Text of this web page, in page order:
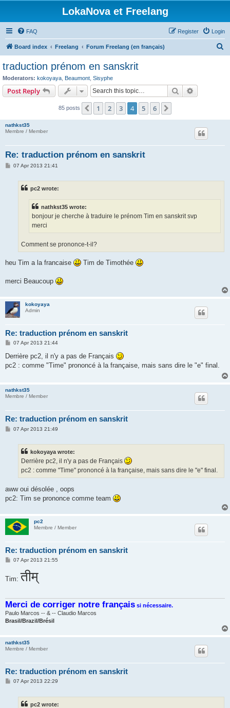
LokaNova et Freelang
FAQ Login
Register
Board index Freelang Forum Freelang (en français)
traduction prénom en sanskrit
Moderators: kokoyaya Beaumont Sisyphe
Post Reply Search
85 posts Previous
1 2 3 4 5 6
nathkst35
Membre / Member
Re: traduction prénom en sanskrit
P07 Apr 2013 21:41
pc2 wrote:
nathkst35 wrote:
bonjour je cherche à traduire le prénom Tim en sanskrit svp
merci
Comment se prononce-t-il?
heu Tim a la francaise Tim de Timothée
merci Beaucoup
kokoyaya
Admin
Re: traduction prénom en sanskrit
P
s
07 Apr 2013 21:44
Derrière pc2, il n'y a pas de Français
pc2 : comme "Time" prononcé à la française, mais sans dire le "e" final.
nathkst35
Membre / Member
Re: traduction prénom en sanskrit
P07 Apr 2013 21:49
kokoyaya wrote:
Derrière pc2, il n'y a pas de Français
pc2 : comme "Time" prononcé à la française, mais sans dire le "e" final.
aww oui désolée , oops
pc2: Tim se prononce comme team
pc2
Membre / Member
Re: traduction prénom en sanskrit
P
t
07 Apr 2013 21:55
Tim: तीम्
Merci de corriger notre français si nécessaire.
Paulo Marcos -- & -- Claudio Marcos
Brasil/Brazil/Brésil
nathkst35
Membre / Member
Re: traduction prénom en sanskrit
P07 Apr 2013 22:29
pc2 wrote: